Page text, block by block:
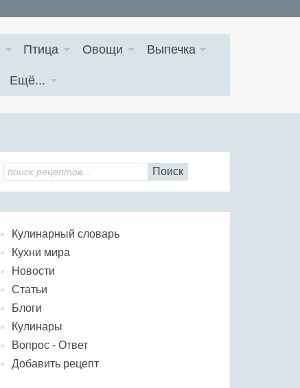
Птица Овощи Выпечка
Ещё...
Поиск
Кулинарный словарь
Кухни мира
Новости
Статьи
Блоги
Кулинары
Вопрос - Ответ
Добавить рецепт